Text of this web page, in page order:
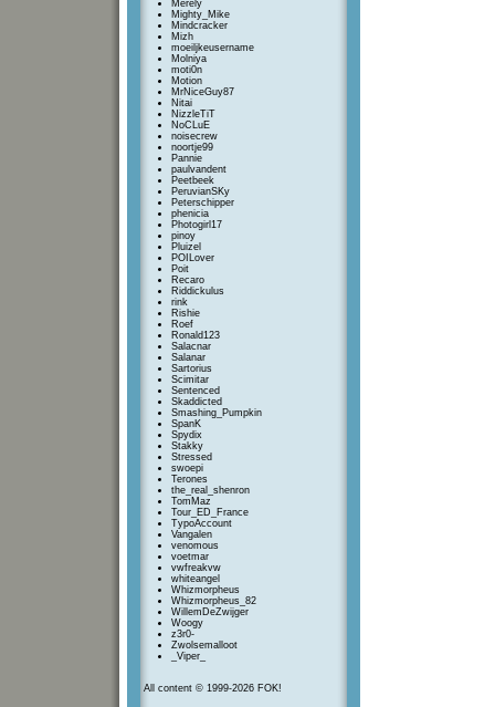
Merely
Mighty_Mike
Mindcracker
Mizh
moeiljkeusername
Molniya
moti0n
Motion
MrNiceGuy87
Nitai
NizzleTiT
NoCLuE
noisecrew
noortje99
Pannie
paulvandent
Peetbeek
PeruvianSKy
Peterschipper
phenicia
Photogirl17
pinoy
Pluizel
POILover
Poit
Recaro
Riddickulus
rink
Rishie
Roef
Ronald123
Salacnar
Salanar
Sartorius
Scimitar
Sentenced
Skaddicted
Smashing_Pumpkin
SpanK
Spydix
Stakky
Stressed
swoepi
Terones
the_real_shenron
TomMaz
Tour_ED_France
TypoAccount
Vangalen
venomous
voetmar
vwfreakvw
whiteangel
Whizmorpheus
Whizmorpheus_82
WillemDeZwijger
Woogy
z3r0-
Zwolsemalloot
_Viper_
All content © 1999-2026 FOK!